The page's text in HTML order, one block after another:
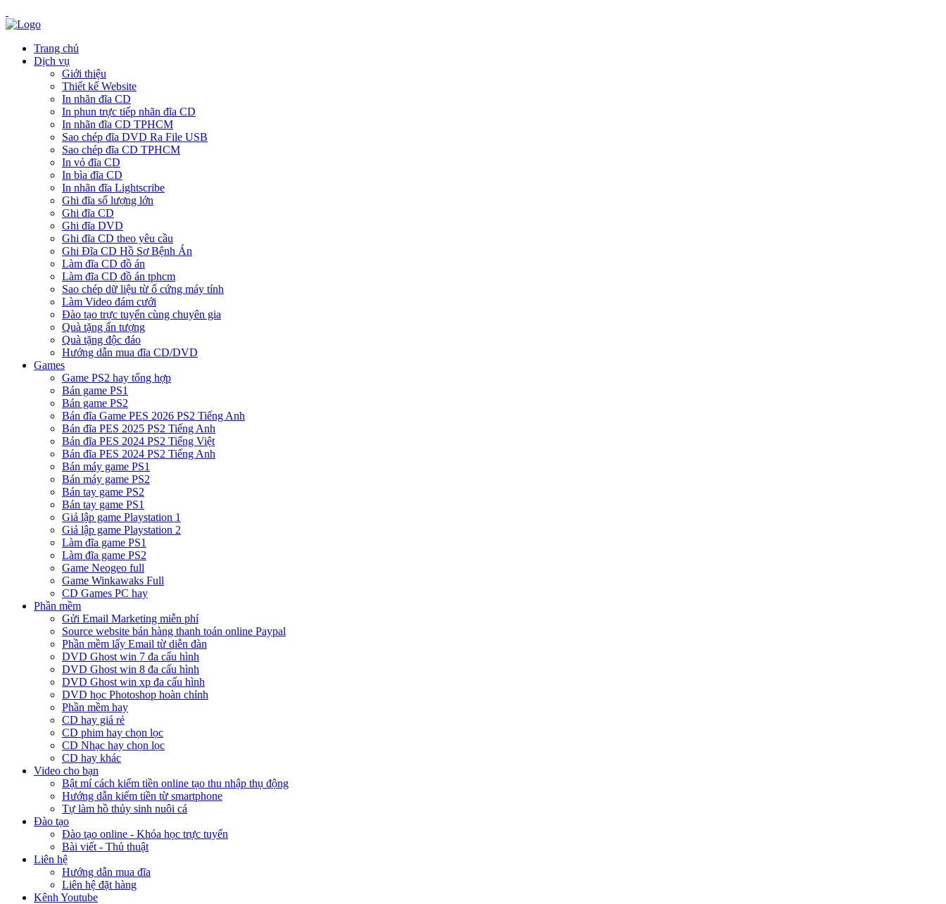
Trang chủ
Dịch vụ
Giới thiệu
Thiết kế Website
In nhãn đĩa CD
In phun trực tiếp nhãn đĩa CD
In nhãn đĩa CD TPHCM
Sao chép đĩa DVD Ra File USB
Sao chép đĩa CD TPHCM
In vỏ đĩa CD
In bìa đĩa CD
In nhãn đĩa Lightscribe
Ghi đĩa số lượng lớn
Ghi đĩa CD
Ghi đĩa DVD
Ghi đĩa CD theo yêu cầu
Ghi Đĩa CD Hồ Sơ Bệnh Án
Làm đĩa CD đồ án
Làm đĩa CD đồ án tphcm
Sao chép dữ liệu từ ổ cứng máy tính
Làm Video đám cưới
Đào tạo trực tuyến cùng chuyên gia
Quà tặng ấn tượng
Quà tặng độc đáo
Hướng dẫn mua đĩa CD/DVD
Games
Game PS2 hay tổng hợp
Bán game PS1
Bán game PS2
Bán đĩa Game PES 2026 PS2 Tiếng Anh
Bán đĩa PES 2025 PS2 Tiếng Anh
Bán đĩa PES 2024 PS2 Tiếng Việt
Bán đĩa PES 2024 PS2 Tiếng Anh
Bán máy game PS1
Bán máy game PS2
Bán tay game PS2
Bán tay game PS1
Giả lập game Playstation 1
Giả lập game Playstation 2
Làm đĩa game PS1
Làm đĩa game PS2
Game Neogeo full
Game Winkawaks Full
CD Games PC hay
Phần mềm
Gửi Email Marketing miễn phí
Source website bán hàng thanh toán online Paypal
Phần mềm lấy Email từ diễn đàn
DVD Ghost win 7 đa cấu hình
DVD Ghost win 8 đa cấu hình
DVD Ghost win xp đa cấu hình
DVD học Photoshop hoàn chỉnh
Phần mềm hay
CD hay giá rẻ
CD phim hay chọn lọc
CD Nhạc hay chọn lọc
CD hay khác
Video cho bạn
Bật mí cách kiếm tiền online tạo thu nhập thụ động
Hướng dẫn kiếm tiền từ smartphone
Tự làm hồ thủy sinh nuôi cá
Đào tạo
Đào tạo online - Khóa học trực tuyến
Bài viết - Thủ thuật
Liên hệ
Hướng dẫn mua đĩa
Liên hệ đặt hàng
Kênh Youtube